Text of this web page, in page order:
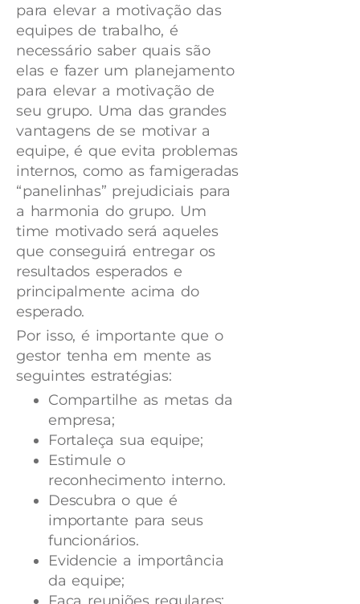
para elevar a motivação das
equipes de trabalho, é
necessário saber quais são
elas e fazer um planejamento
para elevar a motivação de
seu grupo. Uma das grandes
vantagens de se motivar a
equipe, é que evita problemas
internos, como as famigeradas
“panelinhas” prejudiciais para
a harmonia do grupo. Um
time motivado será aqueles
que conseguirá entregar os
resultados esperados e
principalmente acima do
esperado.
Por isso, é importante que o
gestor tenha em mente as
seguintes estratégias:
Compartilhe as metas da
empresa;
Fortaleça sua equipe;
Estimule o
reconhecimento interno.
Descubra o que é
importante para seus
funcionários.
Evidencie a importância
da equipe;